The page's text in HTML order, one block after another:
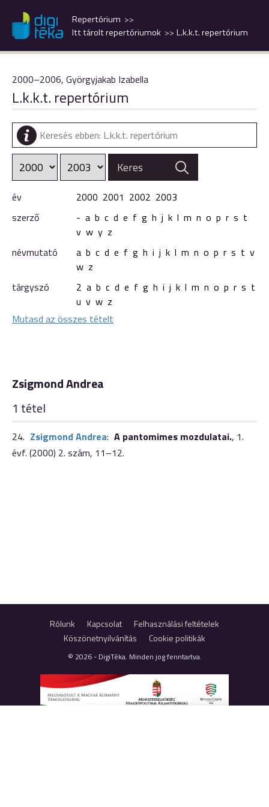
L.k.k.t. repertórium
Itt tárolt repertóriumok
Repertórium
2000–2006, Györgyjakab Izabella
L.k.k.t. repertórium
év 2000 2001 2002 2003
szerző
- a b c d e f g h j k l m n o p r s t
v w y z
névmutató
a b c d e f g h i j k l m n o p r s t v
w z
tárgyszó
2 a b c d e f g h i j k l m n o p r s t
u v w z
Mutasd az összes tételt
Zsigmond Andrea
1 tétel
24. Zsigmond Andrea: A pantomimes mozdulatai., 1.
évf. (2000) 2. szám, 11–12.
Rólunk Kapcsolat
Felhasználási feltételek
Köszönetnyilvánítás
Cookie politikák
© 2026 - DigiTéka. Minden jog fenntartva.